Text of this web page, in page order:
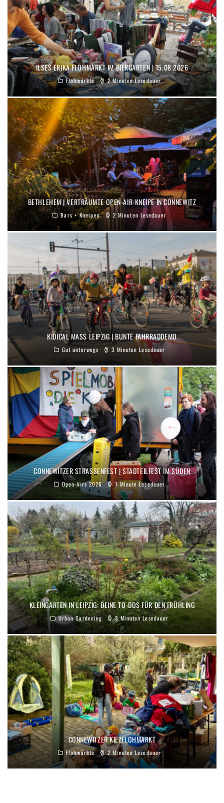
ILSES ERIKA FLOHMARKT IM BIERGARTEN | 15.08.2026
Flohmärkte 2 Minuten Lesedauer
BETHLEHEM | VERTRÄUMTE OPEN-AIR-KNEIPE IN CONNEWITZ
Bars + Kneipen 2 Minuten Lesedauer
KIDICAL MASS LEIPZIG | BUNTE FAHRRADDEMO
Gut unterwegs 3 Minuten Lesedauer
CONNEWITZER STRASSENFEST | STADTEILFEST IM SÜDEN
Open-Airs 2026 1 Minute Lesedauer
KLEINGARTEN IN LEIPZIG: DEINE TO-DOS FÜR DEN FRÜHLING
Urban Gardening 3 Minuten Lesedauer
CONNEWITZER KIEZFLOHMARKT
Flohmärkte 2 Minuten Lesedauer